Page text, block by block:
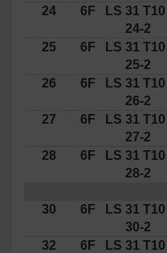
24 6F LS 31 T10
24-2
25 6F LS 31 T10
25-2
26 6F LS 31 T10
26-2
27 6F LS 31 T10
27-2
28 6F LS 31 T10
28-2
30 6F LS 31 T10
30-2
32 6F LS 31 T10